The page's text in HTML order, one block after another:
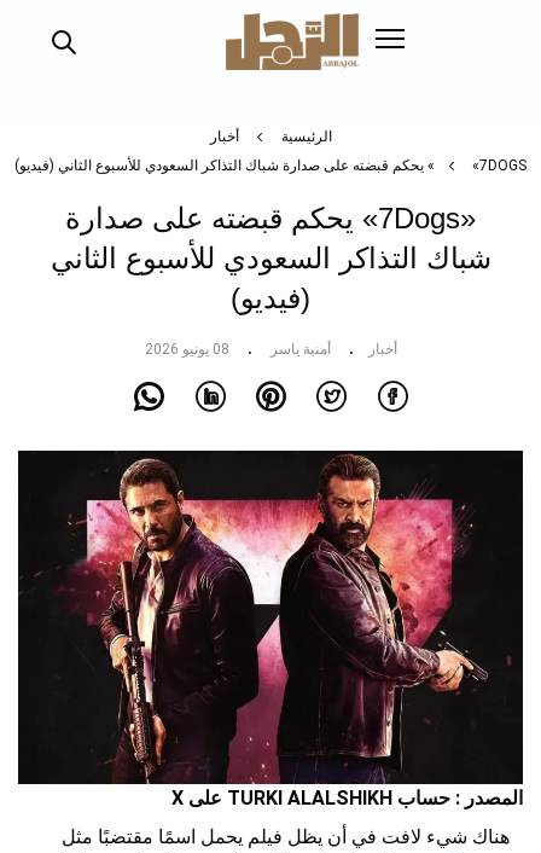
الرئيسية
أخبار
«7DOGS» يحكم قبضته على صدارة شباك التذاكر السعودي للأسبوع الثاني (فيديو)
«7Dogs» يحكم قبضته على صدارة
شباك التذاكر السعودي للأسبوع الثاني
(فيديو)
أخبار أمنية ياسر 08 يونيو 2026
المصدر : حساب TURKI ALALSHIKH على X
هناك شيء لافت في أن يظل فيلم يحمل اسمًا مقتضبًا مثل